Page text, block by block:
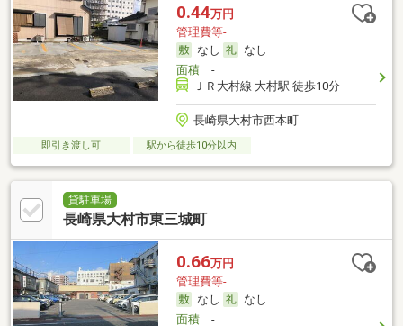
0.44万円
管理費等-
なし
なし
面積-
ＪＲ大村線 大村駅 徒歩10分
長崎県大村市西本町
即引き渡し可 駅から徒歩10分以内
貸駐車場
長崎県大村市東三城町
0.66万円
管理費等-
なし
なし
面積-